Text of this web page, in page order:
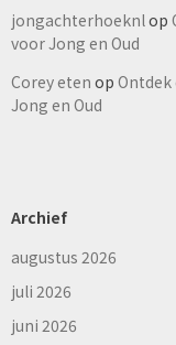
jongachterhoeknl op
voor Jong en Oud
Corey eten op Ontdek
Jong en Oud
Archief
augustus 2026
juli 2026
juni 2026